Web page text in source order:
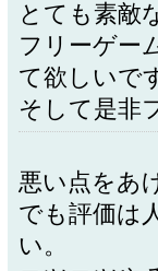
とても素敵
フリーゲー
て欲しいで
そして是非
悪い点をあ
でも評価は
い。